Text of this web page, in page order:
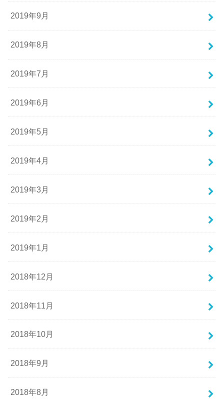
2019年9月
2019年8月
2019年7月
2019年6月
2019年5月
2019年4月
2019年3月
2019年2月
2019年1月
2018年12月
2018年11月
2018年10月
2018年9月
2018年8月